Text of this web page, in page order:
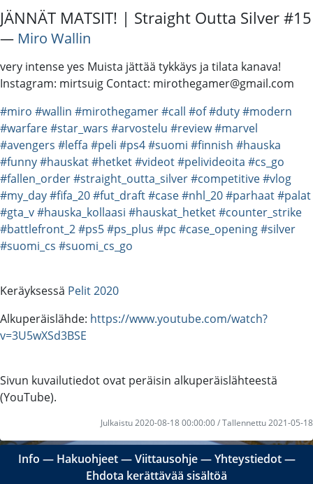
JÄNNÄT MATSIT! | Straight Outta Silver #15
― Miro Wallin
very intense yes Muista jättää tykkäys ja tilata kanava!
Instagram: mirtsuig Contact: mirothegamer@gmail.com
#miro #wallin #mirothegamer#call #of#duty#modern
#warfare#star_wars #arvostelu #review#marvel
#avengers #leffa #peli #ps4#suomi #finnish #hauska
#funny#hauskat#hetket#videot#pelivideoita #cs_go
#fallen_order#straight_outta_silver#competitive#vlog
#my_day#fifa_20#fut_draft#case#nhl_20#parhaat#palat
#gta_v#hauska_kollaasi #hauskat_hetket#counter_strike
#battlefront_2#ps5#ps_plus #pc #case_opening#silver
#suomi_cs #suomi_cs_go
Keräyksessä Pelit 2020
Alkuperäislähde: https://www.youtube.com/watch?
v=3U5wXSd3BSE
Sivun kuvailutiedot ovat peräisin alkuperäislähteestä
(YouTube).
Julkaistu 2020-08-18 00:00:00 / Tallennettu 2021-05-18
Info ― Hakuohjeet―Viittausohje―Yhteystiedot―
Ehdota kerättävää sisältöä